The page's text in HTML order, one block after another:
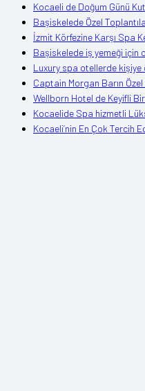
Kocaeli de Doğum Günü
Başiskelede Özel
İzmit Körfezine Karşı Spa
Başiskelede iş yemeği için
Luxury spa otellerde kişiye
Captain Morgan Barın
Wellborn Hotel de Keyifli Bir
Kocaelide Spa hizmetli
Kocaeli’nin En Çok Tercih